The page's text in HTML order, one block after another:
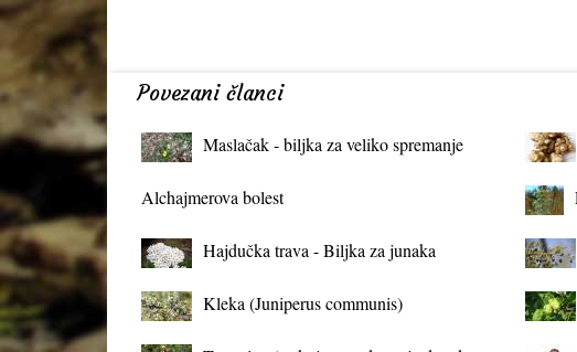
Povezani članci
Maslačak - biljka za veliko spremanje
Alchajmerova bolest
Hajdučka trava - Biljka za junaka
Kleka (Juniperus communis)